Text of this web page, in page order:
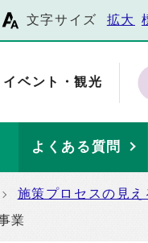
文字サイズ 拡大
イベント・観光
よくある質問
施策プロセスの見
業